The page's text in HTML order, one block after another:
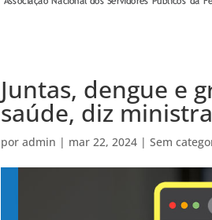
Juntas, dengue e
saúde, diz ministra
poradmin | mar 22, 2024 |Sem